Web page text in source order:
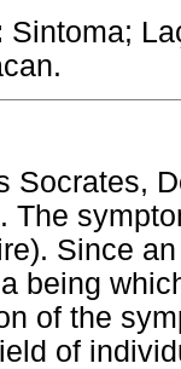
Sintoma;
Socrates,
The
Since
being
of the
of